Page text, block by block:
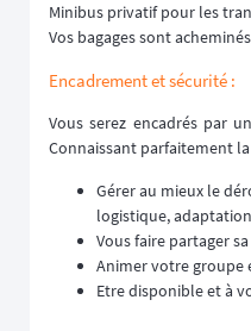
Minibus privatif pour les
Vos bagages sont
Encadrement et sécurité :
Vous serez encadrés par
Connaissant parfaitement la
Gérer au mieux le
logistique,
Vous faire partager
Animer votre groupe
Etre disponible et à